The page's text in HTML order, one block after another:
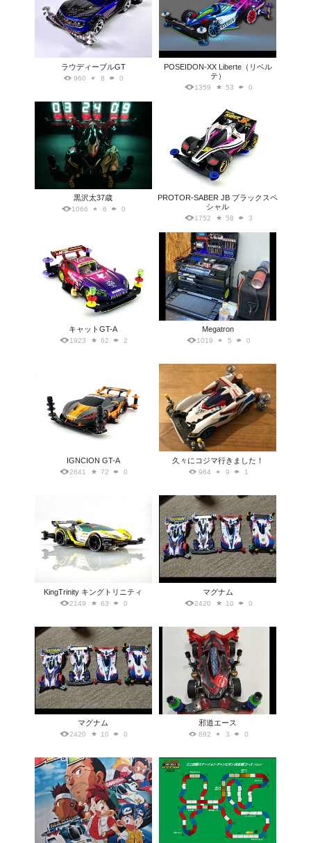
ラウディーブルGT
960 8 0
POSEIDON-XX Liberte（リベル
テ）
1359 53 0
黒沢太37歳
1066 6 0
PROTOR-SABER JB ブラックスペ
シャル
1752 58 3
キャットGT-A
1923 62 2
Megatron
1019 5 0
IGNCION GT-A
2641 72 0
久々にコジマ行きました！
964 9 1
KingTrinity キングトリニティ
2149 63 0
マグナム
2420 10 0
マグナム
2420 10 0
邪道エース
892 3 0